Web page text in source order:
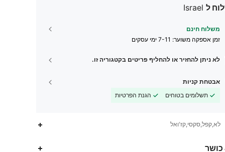
ל Israel
משלוח חינם
זמן אספקה ​​משוער: 7-11 ימי עסקים
לא ניתן להחזיר או להחליף פריטים בקטגוריה זו.
אבטחת קניות
תשלומים בטוחים
הגנת הפרטיות
לא,קפל,סקסי,קז'ואל
כושר